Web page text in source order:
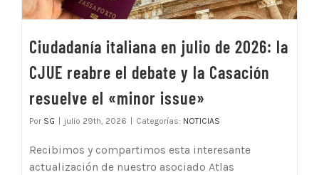
Ciudadanía italiana en julio de 2026: la
CJUE reabre el debate y la Casación
resuelve el «minor issue»
Por SG julio 29th, 2026 Categorías: NOTICIAS
Recibimos y compartimos esta interesante
actualización de nuestro asociado Atlas